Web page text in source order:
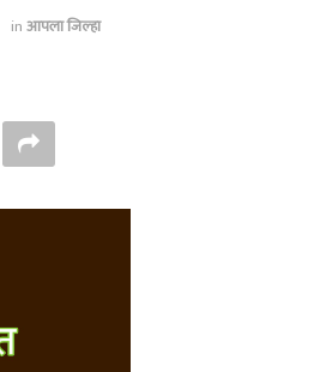
inआपला जिल्हा